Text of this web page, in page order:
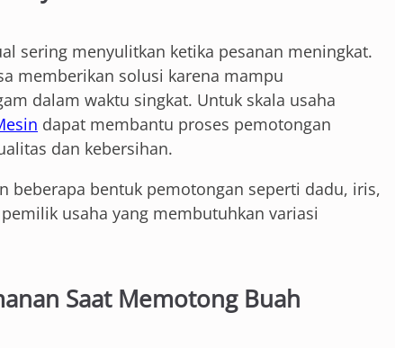
sering menyulitkan ketika pesanan meningkat.
memberikan solusi karena mampu
dalam waktu singkat. Untuk skala usaha
dapat membantu proses pemotongan
dan kebersihan.
beberapa bentuk pemotongan seperti dadu, iris,
usaha yang membutuhkan variasi
Saat Memotong Buah